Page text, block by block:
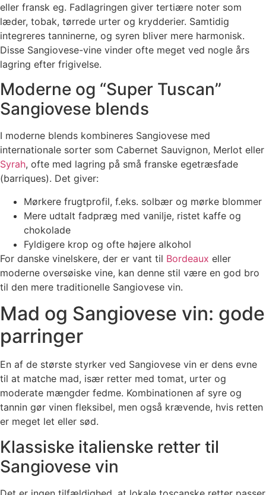
eller fransk eg. Fadlagringen giver tertiære noter som
læder, tobak, tørrede urter og krydderier. Samtidig
integreres tanninerne, og syren bliver mere harmonisk.
Disse Sangiovese-vine vinder ofte meget ved nogle års
lagring efter frigivelse.
Moderne og “Super Tuscan”
Sangiovese blends
I moderne blends kombineres Sangiovese med
internationale sorter som Cabernet Sauvignon, Merlot eller
Syrah, ofte med lagring på små franske egetræsfade
(barriques). Det giver:
Mørkere frugtprofil, f.eks. solbær og mørke blommer
Mere udtalt fadpræg med vanilje, ristet kaffe og
chokolade
Fyldigere krop og ofte højere alkohol
For danske vinelskere, der er vant til Bordeaux eller
moderne oversøiske vine, kan denne stil være en god bro
til den mere traditionelle Sangiovese vin.
Mad og Sangiovese vin: gode
parringer
En af de største styrker ved Sangiovese vin er dens evne
til at matche mad, især retter med tomat, urter og
moderate mængder fedme. Kombinationen af syre og
tannin gør vinen fleksibel, men også krævende, hvis retten
er meget let eller sød.
Klassiske italienske retter til
Sangiovese vin